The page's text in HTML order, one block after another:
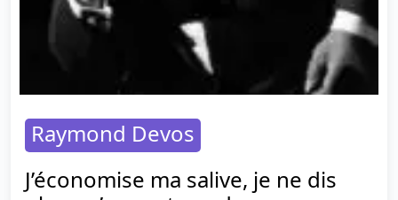
Raymond Devos
J’économise ma salive, je ne dis